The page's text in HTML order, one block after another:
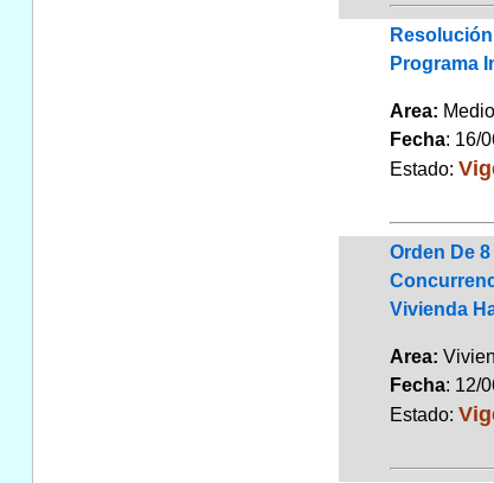
Programa
Area:
Fecha: 16/
Estado:
Orden De
Vivienda
Area:
Fecha: 12/
Estado: